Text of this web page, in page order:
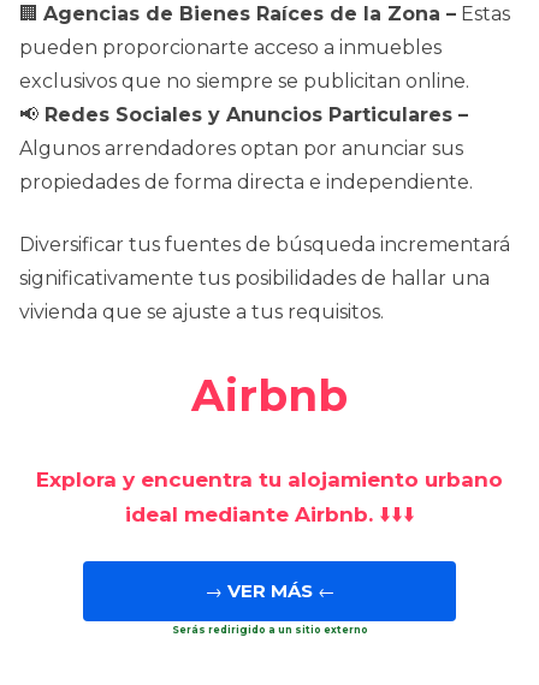
🏢 Agencias de Bienes Raíces de la Zona – Estas
pueden proporcionarte acceso a inmuebles
exclusivos que no siempre se publicitan online.
📢 Redes Sociales y Anuncios Particulares –
Algunos arrendadores optan por anunciar sus
propiedades de forma directa e independiente.
Diversificar tus fuentes de búsqueda incrementará
significativamente tus posibilidades de hallar una
vivienda que se ajuste a tus requisitos.
Airbnb
Explora y encuentra tu alojamiento urbano
ideal mediante Airbnb. ⬇️⬇️⬇️
→ VER MÁS←
Serás redirigido a un sitio externo